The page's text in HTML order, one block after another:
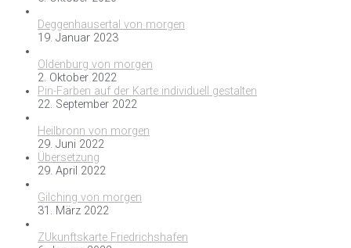
Deggenhausertal von morgen
19. Januar 2023
Oldenburg von morgen
2. Oktober 2022
Pin-Farben auf der Karte individuell gestalten
22. September 2022
Heilbronn von morgen
29. Juni 2022
Übersetzung
29. April 2022
Gilching von morgen
31. März 2022
ZUkunftskarte Friedrichshafen